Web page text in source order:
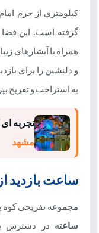
کیلومتری از حرم
گرفته است. این
همراه با آبشارهای
و دلنشین را برای
به استراحت و تفریح
تجربه
مشهد
ساعت بازدید
مجموعه تفریحی کوه
ساعتهدر دسترس